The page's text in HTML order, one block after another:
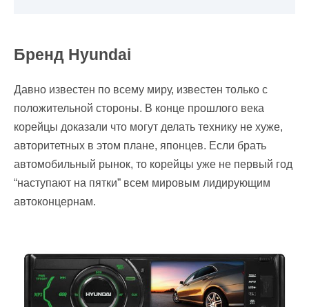
Бренд Hyundai
Давно известен по всему миру, известен только с
положительной стороны. В конце прошлого века
корейцы доказали что могут делать технику не хуже,
авторитетных в этом плане, японцев. Если брать
автомобильный рынок, то корейцы уже не первый год
“наступают на пятки” всем мировым лидирующим
автоконцернам.